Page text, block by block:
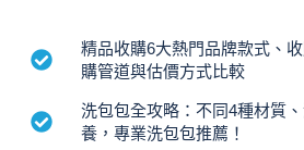
精品收購6大熱門品牌款式、
購管道與估價方式比較
洗包包全攻略：不同4種材質
養，專業洗包包推薦！